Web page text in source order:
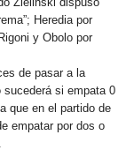
Heredia por
y Obolo por
de pasar a la
si empata 0
que en el partido de
empatar por dos o